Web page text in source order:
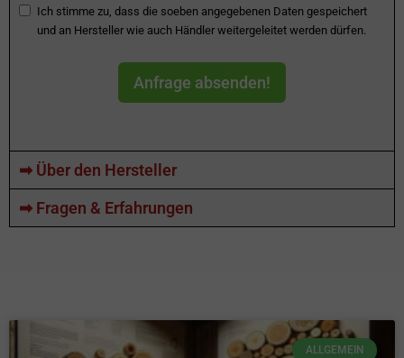
Ich stimme zu, dass die soeben angegebenen Daten gespeichert
und an Hersteller wie auch Händler weitergeleitet werden dürfen.
Anfrage absenden!
➡ Über den Hersteller
➡ Fragen & Erfahrungen
ALLGEMEIN